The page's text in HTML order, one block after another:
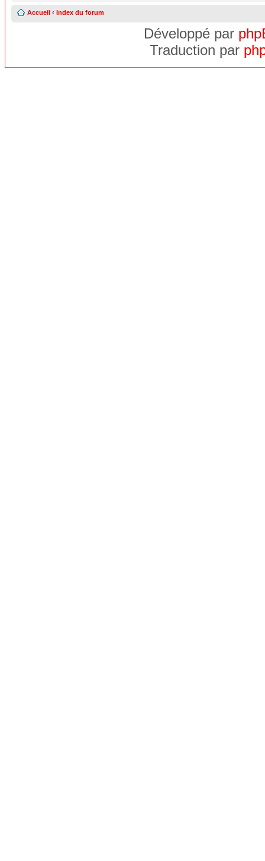
Accueil ‹ Index du forum
Développé par
Traduction par